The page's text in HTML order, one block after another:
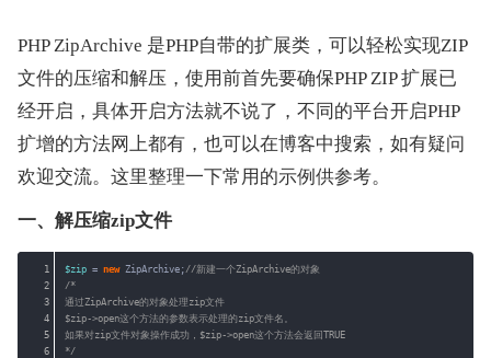
PHP ZipArchive 是PHP自带的扩展类，可以轻松实现ZIP
文件的压缩和解压，使用前首先要确保PHP ZIP 扩展已
经开启，具体开启方法就不说了，不同的平台开启PHP
扩增的方法网上都有，也可以在博客中搜索，如有疑问
欢迎交流。这里整理一下常用的示例供参考。
一、解压缩zip文件
1
2
3
4
5
6
$zip = new ZipArchive;//新建一个ZipArchive的对象
/*
通过ZipArchive的对象处理zip文件
$zip->open这个方法的参数表示处理的zip文件名。
如果对zip文件对象操作成功，$zip->open这个方法会返回TRUE
*/